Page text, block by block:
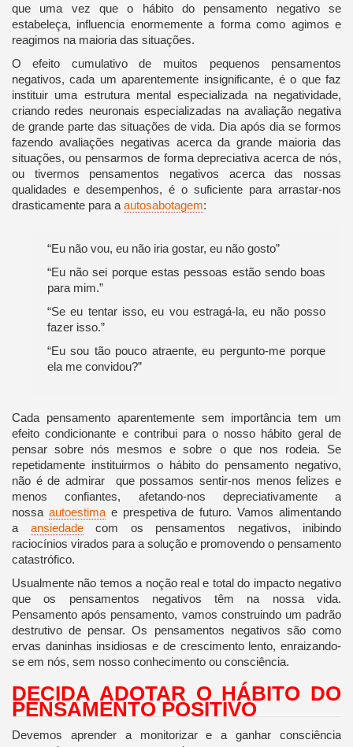
que uma vez que o hábito do pensamento negativo se
estabeleça, influencia enormemente a forma como agimos e
reagimos na maioria das situações.
O efeito cumulativo de muitos pequenos pensamentos
negativos, cada um aparentemente insignificante, é o que faz
instituir uma estrutura mental especializada na negatividade,
criando redes neuronais especializadas na avaliação negativa
de grande parte das situações de vida. Dia após dia se formos
fazendo avaliações negativas acerca da grande maioria das
situações, ou pensarmos de forma depreciativa acerca de nós,
ou tivermos pensamentos negativos acerca das nossas
qualidades e desempenhos, é o suficiente para arrastar-nos
drasticamente para a autosabotagem:
“Eu não vou, eu não iria gostar, eu não gosto”
“Eu não sei porque estas pessoas estão sendo boas
para mim.”
“Se eu tentar isso, eu vou estragá-la, eu não posso
fazer isso.”
“Eu sou tão pouco atraente, eu pergunto-me porque
ela me convidou?”
Cada pensamento aparentemente sem importância tem um
efeito condicionante e contribui para o nosso hábito geral de
pensar sobre nós mesmos e sobre o que nos rodeia. Se
repetidamente instituirmos o hábito do pensamento negativo,
não é de admirar que possamos sentir-nos menos felizes e
menos confiantes, afetando-nos depreciativamente a
nossa autoestimae prespetiva de futuro. Vamos alimentando
a ansiedadecom os pensamentos negativos, inibindo
raciocínios virados para a solução e promovendo o pensamento
catastrófico.
Usualmente não temos a noção real e total do impacto negativo
que os pensamentos negativos têm na nossa vida.
Pensamento após pensamento, vamos construindo um padrão
destrutivo de pensar. Os pensamentos negativos são como
ervas daninhas insidiosas e de crescimento lento, enraizando-
se em nós, sem nosso conhecimento ou consciência.
DECIDA ADOTAR O HÁBITO DO
PENSAMENTO POSITIVO
Devemos aprender a monitorizar e a ganhar consciência